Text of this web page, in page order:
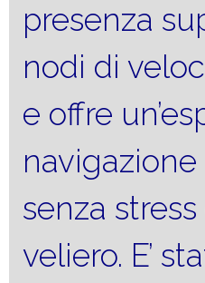
presenza
nodi di
e offre
senza
veliero. E’